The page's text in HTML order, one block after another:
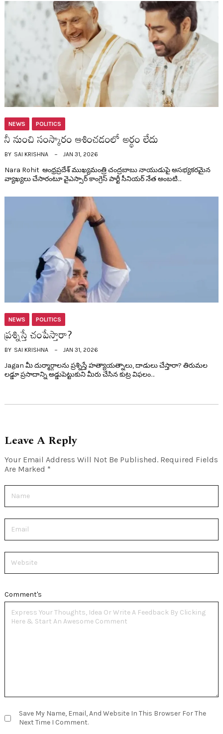
NEWS POLITICS
నీ నుంచి సంస్కారం ఆశించ‌డంలో అర్థం లేదు
BY SAI KRISHNA JAN 31, 2026
Nara Rohit ఆంధ్ర‌ప్ర‌దేశ్ ముఖ్య‌మంత్రి చంద్ర‌బాబు నాయుడుపై అస‌భ్య‌క‌ర‌మైన
వ్యాఖ్య‌లు చేసారంటూ వైఎస్సార్ కాంగ్రెస్ పార్టీ సీనియ‌ర్ నేత అంబ‌టి…
NEWS POLITICS
ప్ర‌శ్నిస్తే చంపేస్తారా?
BY SAI KRISHNA JAN 31, 2026
Jagan మీ దుర్మార్గాలను ప్రశ్నిస్తే హత్యాయత్నాలు, దాడులు చేస్తారా? తిరుమల
లడ్డూ ప్రసాదాన్ని అడ్డుపెట్టుకుని మీరు చేసిన కుట్ర విఫలం…
Leave A Reply
Your Email Address Will Not Be Published. Required Fields
Are Marked *
Comment's
Save My Name, Email, And Website In This Browser For The
Next Time I Comment.